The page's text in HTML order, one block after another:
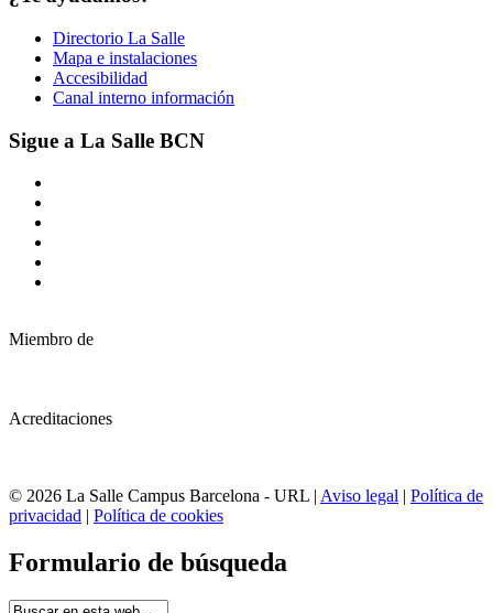
Directorio La Salle
Mapa e instalaciones
Accesibilidad
Canal interno información
Sigue a La Salle BCN
Miembro de
Acreditaciones
© 2026 La Salle Campus Barcelona - URL | Aviso legal | Política de
privacidad | Política de cookies
Formulario de búsqueda